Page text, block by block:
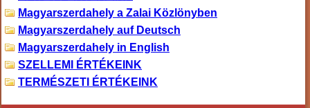
Magyarszerdahely a Zalai Közlönyben
Magyarszerdahely auf Deutsch
Magyarszerdahely in English
SZELLEMI ÉRTÉKEINK
TERMÉSZETI ÉRTÉKEINK